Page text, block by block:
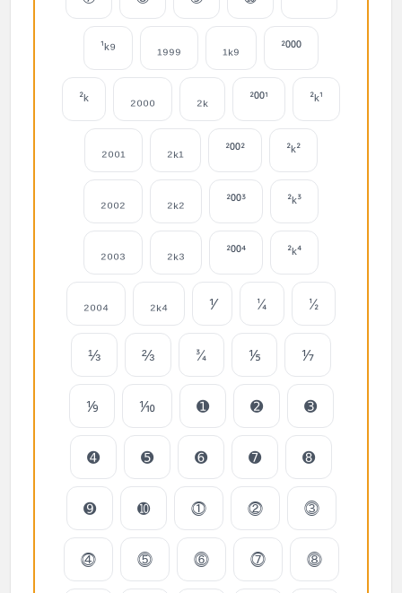
¹ᵏ⁹ ₁₉₉₉ ₁ₖ₉ ²⁰⁰⁰
²ᵏ ₂₀₀₀ ₂ₖ ²⁰⁰¹ ²ᵏ¹
₂₀₀₁ ₂ₖ₁ ²⁰⁰² ²ᵏ²
₂₀₀₂ ₂ₖ₂ ²⁰⁰³ ²ᵏ³
₂₀₀₃ ₂ₖ₃ ²⁰⁰⁴ ²ᵏ⁴
₂₀₀₄ ₂ₖ₄ ⅟ ¼ ½
⅓ ⅔ ¾ ⅕ ⅐
⅑ ⅒ ➊ ➋ ➌
➍ ➎ ➏ ➐ ➑
➒ ➓ ⓵ ⓶ ⓷
⓸ ⓹ ⓺ ⓻ ⓼